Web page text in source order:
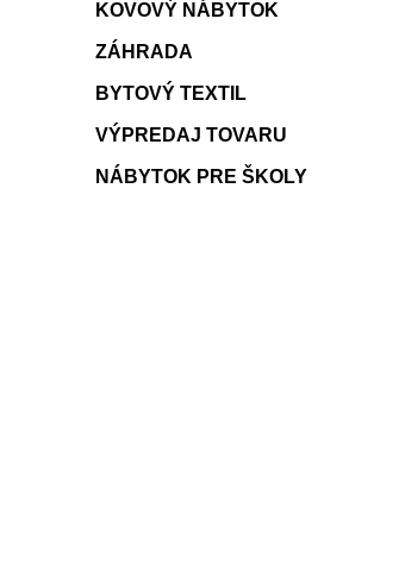
KOVOVÝ NÁBYTOK
ZÁHRADA
BYTOVÝ TEXTIL
VÝPREDAJ TOVARU
NÁBYTOK PRE ŠKOLY